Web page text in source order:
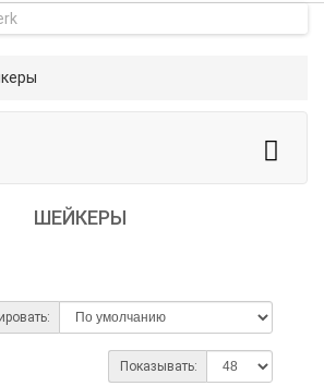
ШЕЙКЕРЫ
Показывать: